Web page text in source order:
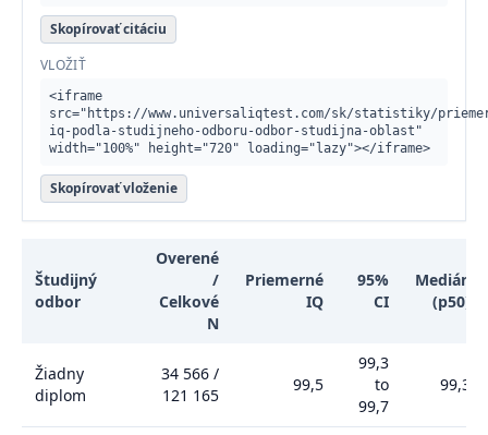
Skopírovať citáciu
VLOŽIŤ
<iframe
src="https://www.universaliqtest.com/sk/statistiky/
iq-podla-studijneho-odboru-odbor-studijna-oblast"
width="100%" height="720" loading="lazy"></iframe>
Skopírovať vloženie
Študijný
odbor
Overené
/
Celkové
N
Priemerné
IQ
95%
CI
Medián
(p50)
Žiadny
diplom
34 566 /
121 165
99,5
99,3
to
99,7
99,3